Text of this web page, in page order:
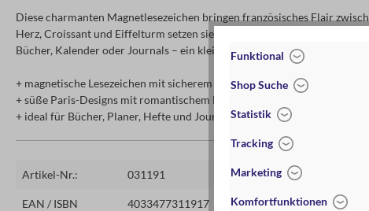
Diese charmanten Magnetlesezeichen bringen französisches Flair
Herz, Croissant und Eiffelturm setzen sie verspielte Akzente und halten
Bücher, Kalender oder Journals – ein kleines Accessoire für alle Paris-
+ magnetische Lesezeichen mit sicherem Halt ohne Verrutschen
+ süße Paris-Designs mit romantischem French-Touch
+ ideal für Bücher, Planer, Hefte und Journals
Artikel-Nr.: 031191
EAN / ISBN 4033477311917
Funktional
Shop Suche
Statistik
Tracking
Marketing
Komfortfunktionen